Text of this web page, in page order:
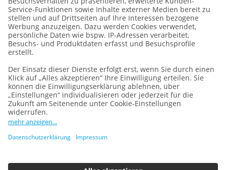
Datenschutz Impressum
Vertragsbedingungen